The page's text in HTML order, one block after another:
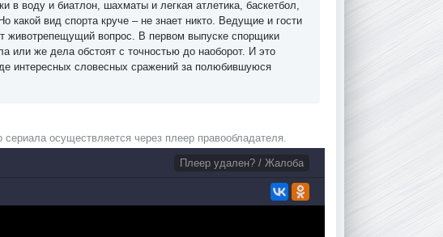
воду и биатлон, шахматы и легкая атлетика, баскетбол,
какой вид спорта круче – не знает никто. Ведущие и гости
животрепещущий вопрос. В первом выпуске спорщики
или же дела обстоят с точностью до наоборот. И это
интересных словесных сражений за полюбившуюся
осуществляется через плеер правообладателя.
Плеер удален? / Жалоба